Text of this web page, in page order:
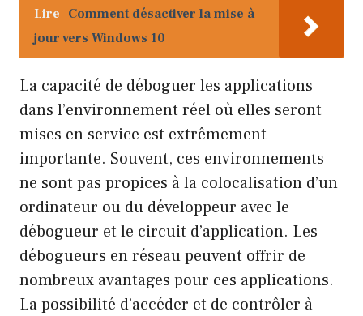
Lire Comment désactiver la mise à
jour vers Windows 10
La capacité de déboguer les applications
dans l’environnement réel où elles seront
mises en service est extrêmement
importante. Souvent, ces environnements
ne sont pas propices à la colocalisation d’un
ordinateur ou du développeur avec le
débogueur et le circuit d’application. Les
débogueurs en réseau peuvent offrir de
nombreux avantages pour ces applications.
La possibilité d’accéder et de contrôler à